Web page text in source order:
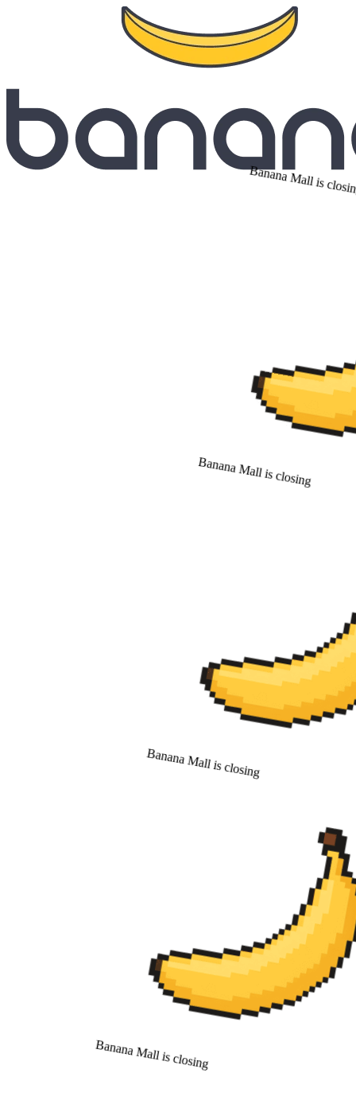
Banana Mall is
Banana Mall is closing
Banana Mall is closing
Banana Mall is closing